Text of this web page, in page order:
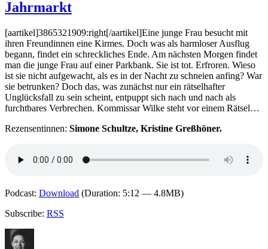
–
Der
Jahrmarkt
[aartikel]3865321909:right[/aartikel]Eine junge Frau besucht mit
ihren Freundinnen eine Kirmes. Doch was als harmloser Ausflug
begann, findet ein schreckliches Ende. Am nächsten Morgen findet
man die junge Frau auf einer Parkbank. Sie ist tot. Erfroren. Wieso
ist sie nicht aufgewacht, als es in der Nacht zu schneien anfing? War
sie betrunken? Doch das, was zunächst nur ein rätselhafter
Unglücksfall zu sein scheint, entpuppt sich nach und nach als
furchtbares Verbrechen. Kommissar Wilke steht vor einem Rätsel…
Rezensentinnen: Simone Schultze, Kristine Greßhöner.
Podcast: Download (Duration: 5:12 — 4.8MB)
Subscribe: RSS